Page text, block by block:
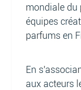
mondiale du
équipes
parfums en
En
aux acteurs